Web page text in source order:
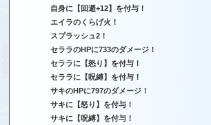
自身に【回避+12】を付与！
エイラのくらげ火！
スプラッシュ2！
セララのHPに733のダメージ！
セララに【怒り】を付与！
セララに【呪縛】を付与！
サキのHPに797のダメージ！
サキに【怒り】を付与！
サキに【呪縛】を付与！